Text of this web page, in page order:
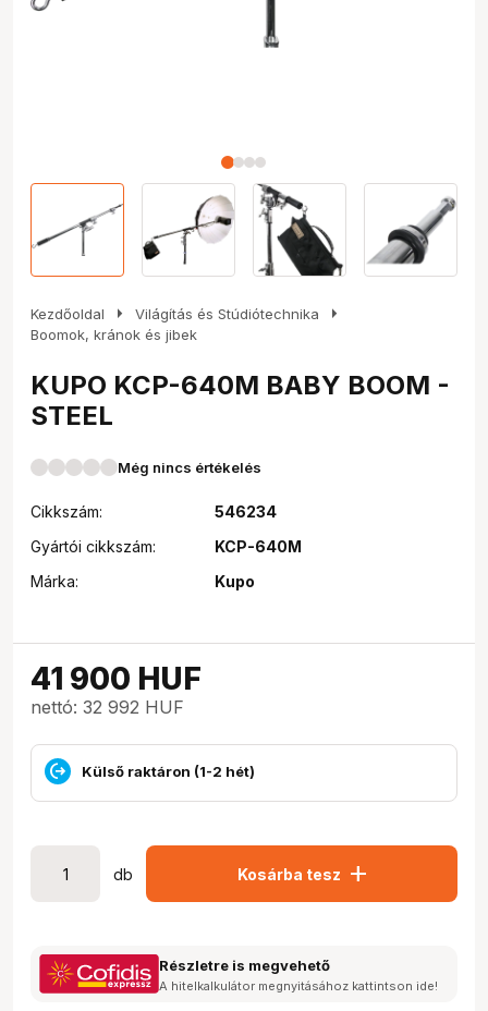
Kezdőoldal arrow_right Világítás és Stúdiótechnika arrow_right
Boomok, kránok és jibek
KUPO KCP-640M BABY BOOM -
STEEL
Még nincs értékelés
Cikkszám:
546234
Gyártói cikkszám:
KCP-640M
Márka:
Kupo
41 900 HUF
nettó: 32 992 HUF
Külső raktáron (1-2 hét)
db Kosárba tesz add
Részletre is megvehető
A hitelkalkulátor megnyitásához kattintson ide!